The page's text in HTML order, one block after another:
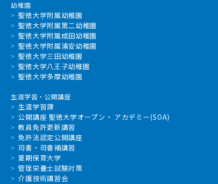
幼稚園
聖徳大学附属幼稚園
聖徳大学附属第二幼稚園
聖徳大学附属成田幼稚園
聖徳大学附属浦安幼稚園
聖徳大学三田幼稚園
聖徳大学八王子幼稚園
聖徳大学多摩幼稚園
生涯学習・公開講座
生涯学習課
公開講座 聖徳大学オープン・ アカデミー(SOA)
教員免許更新講習
免許法認定公開講座
司書・司書補講習
夏期保育大学
管理栄養士試験対策
介護技術講習会